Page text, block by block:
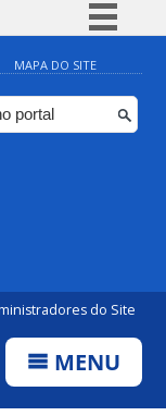
BR
MAPA DO SITE
do Site
MENU